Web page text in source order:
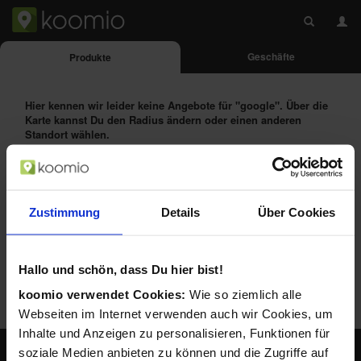
Zustimmung Details Über Cookies
Hallo und schön, dass Du hier bist!
koomio verwendet Cookies: Wie so ziemlich alle
Webseiten im Internet verwenden auch wir Cookies, um
Inhalte und Anzeigen zu personalisieren, Funktionen für
soziale Medien anbieten zu können und die Zugriffe auf
Produkte Geschäfte
Hier kennen wir leider keine Angebote für "google". Über die
Karte kannst Du den Radius ändern oder einen anderen
Standort wählen.